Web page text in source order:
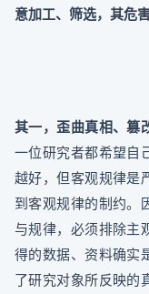
意加工、筛选，其危
其一，歪曲真相、篡
一位研究者都希望自
越好，但客观规律是
到客观规律的制约。
与规律，必须排除主
得的数据、资料确实
了研究对象所反映的